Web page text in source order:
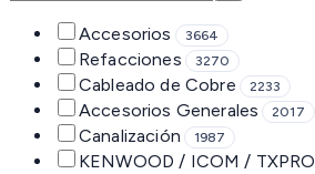
Accesorios 3664
Refacciones 3270
Cableado de Cobre 2233
Accesorios Generales 2017
Canalización 1987
KENWOOD / ICOM / TXPRO